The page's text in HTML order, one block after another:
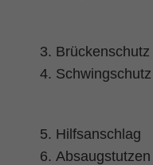
Brückenschutz
Schwingschutz
Hilfsanschlag
Absaugstutzen